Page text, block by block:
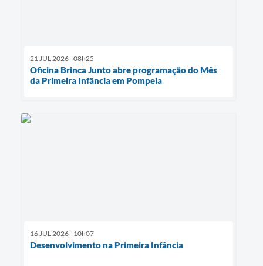
21 JUL 2026 - 08h25
Oficina Brinca Junto abre programação do Mês
da Primeira Infância em Pompeia
16 JUL 2026 - 10h07
Desenvolvimento na Primeira Infância